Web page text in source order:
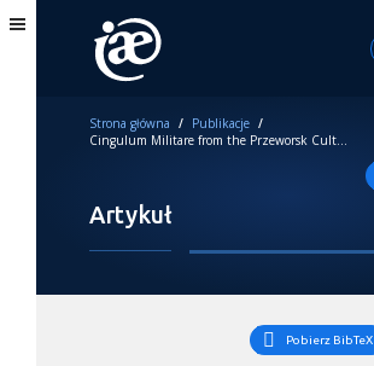
Strona główna / Publikacje /
Cingulum Militare from the Przeworsk Culture Area. New Finds of Roman Imports from South-Eastern Poland
Artykuł
Pobierz BibTeX